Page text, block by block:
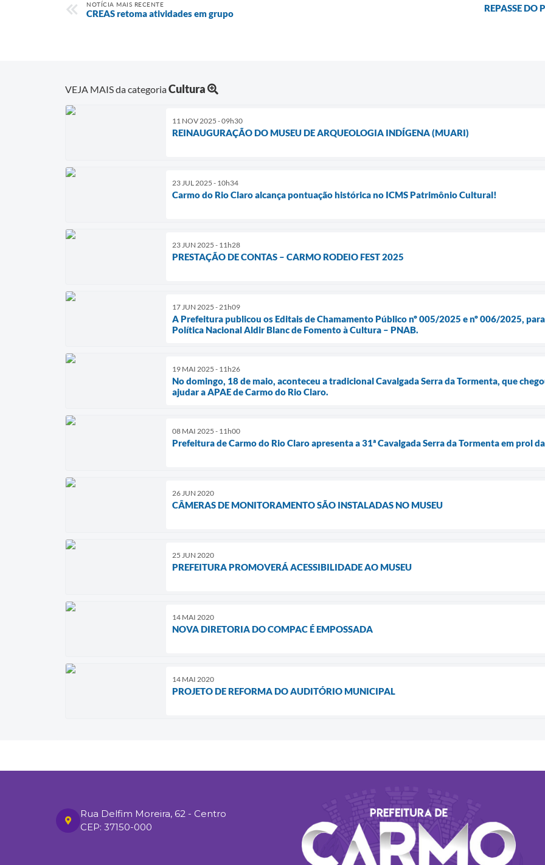
NOTÍCIA MAIS RECENTE
CREAS retoma atividades em grupo
REPASSE DO
VEJA MAIS da categoriaCultura
11 NOV 2025 - 09h30
REINAUGURAÇÃO DO MUSEU DE ARQUEOLOGIA INDÍGENA (MUARI)
23 JUL 2025 - 10h34
Carmo do Rio Claro alcança pontuação histórica no ICMS Patrimônio Cultural!
23 JUN 2025 - 11h28
PRESTAÇÃO DE CONTAS – CARMO RODEIO FEST 2025
17 JUN 2025 - 21h09
A Prefeitura publicou os Editais de Chamamento Público nº 005/2025 e nº 006/2025,
Política Nacional Aldir Blanc de Fomento à Cultura – PNAB.
19 MAI 2025 - 11h26
No domingo, 18 de maio, aconteceu a tradicional Cavalgada Serra da Tormenta, que
ajudar a APAE de Carmo do Rio Claro.
08 MAI 2025 - 11h00
Prefeitura de Carmo do Rio Claro apresenta a 31ª Cavalgada Serra da Tormenta em prol
26 JUN 2020
CÂMERAS DE MONITORAMENTO SÃO INSTALADAS NO MUSEU
25 JUN 2020
PREFEITURA PROMOVERÁ ACESSIBILIDADE AO MUSEU
14 MAI 2020
NOVA DIRETORIA DO COMPAC É EMPOSSADA
14 MAI 2020
PROJETO DE REFORMA DO AUDITÓRIO MUNICIPAL
Rua Delfim Moreira, 62 - Centro
CEP: 37150-000